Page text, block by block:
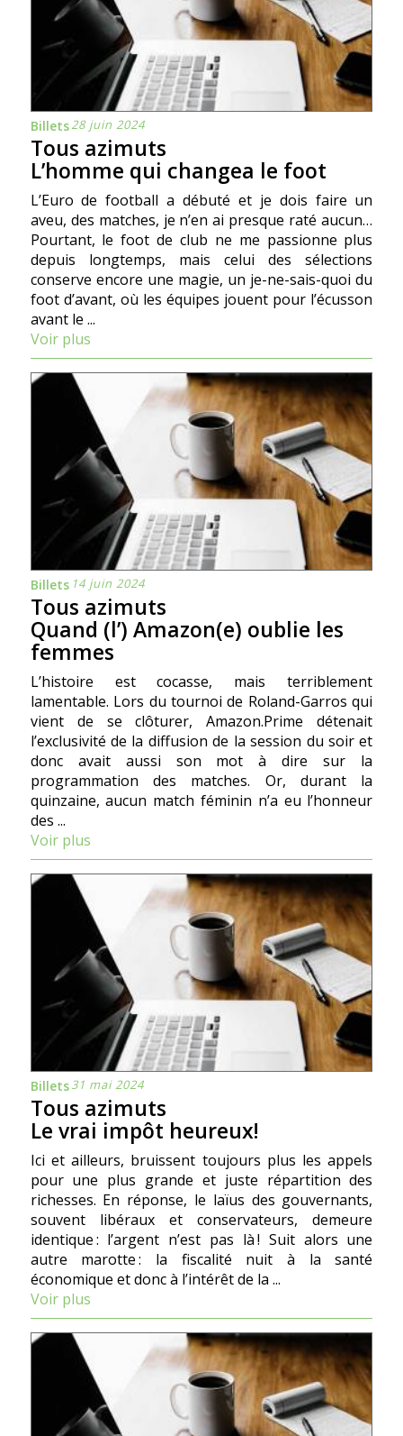
Billets28 juin 2024
Tous azimuts
L’homme qui changea le foot
L’Euro de football a débuté et je dois faire un
aveu, des matches, je n’en ai presque raté aucun…
Pourtant, le foot de club ne me passionne plus
depuis longtemps, mais celui des sélections
conserve encore une magie, un je-ne-sais-quoi du
foot d’avant, où les équipes jouent pour l’écusson
avant le ...
Voir plus
Billets 14 juin 2024
Tous azimuts
Quand (l’) Amazon(e) oublie les
femmes
L’histoire est cocasse, mais terriblement
lamentable. Lors du tournoi de Roland-Garros qui
vient de se clôturer, Amazon.Prime détenait
l’exclusivité de la diffusion de la session du soir et
donc avait aussi son mot à dire sur la
programmation des matches. Or, durant la
quinzaine, aucun match féminin n’a eu l’honneur
des ...
Voir plus
Billets31 mai 2024
Tous azimuts
Le vrai impôt heureux!
Ici et ailleurs, bruissent toujours plus les appels
pour une plus grande et juste répartition des
richesses. En réponse, le laïus des gouvernants,
souvent libéraux et conservateurs, demeure
identique : l’argent n’est pas là ! Suit alors une
autre marotte : la fiscalité nuit à la santé
économique et donc à l’intérêt de la ...
Voir plus